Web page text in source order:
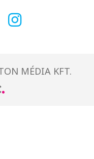
MÉDIA KFT.